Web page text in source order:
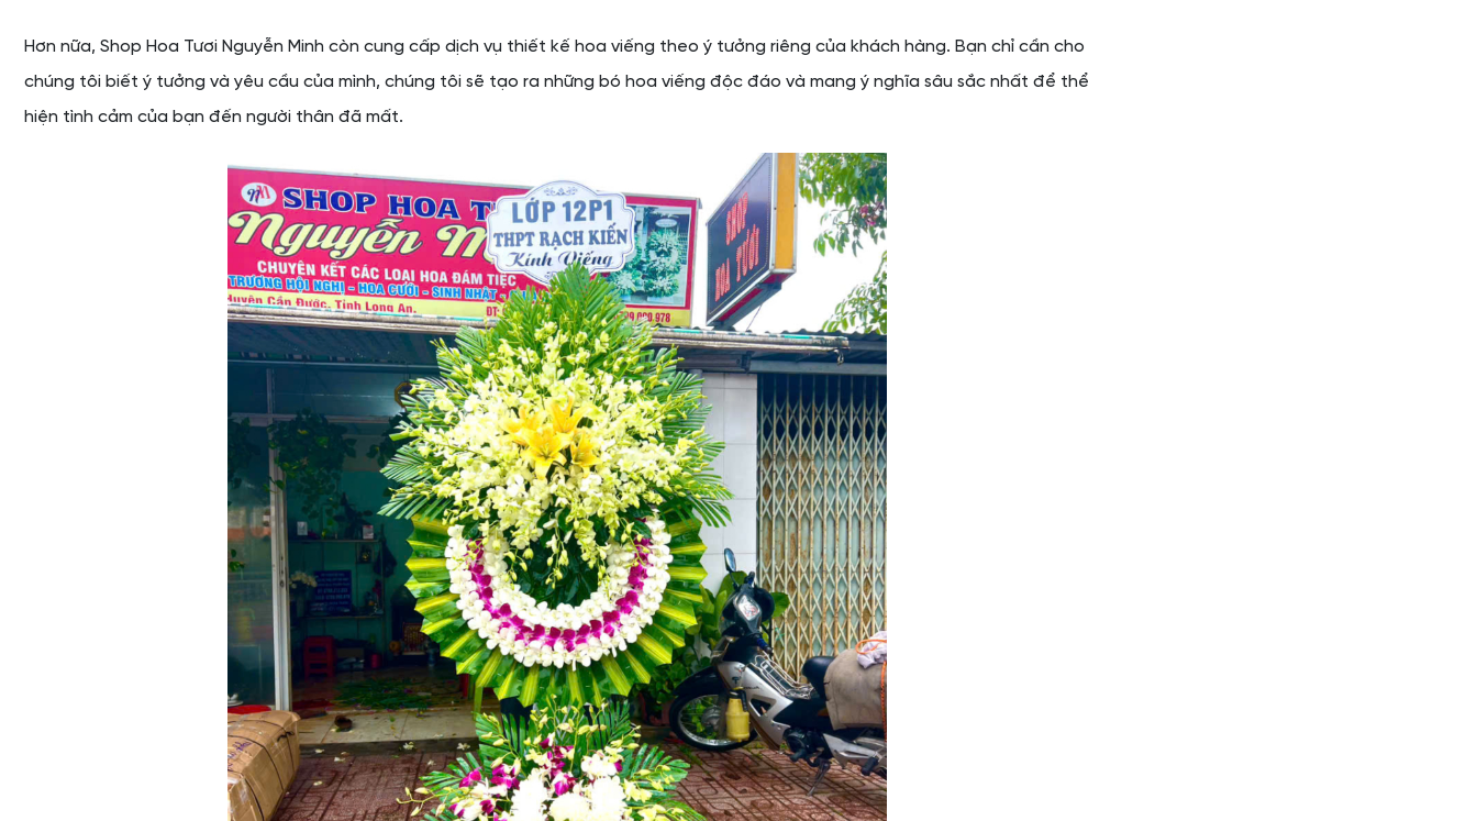
Hơn nữa, Shop Hoa Tươi Nguyễn Minh còn cung cấp dịch vụ thiết kế hoa viếng theo ý tưởng riêng của khách hàng. Bạn chỉ cần cho
chúng tôi biết ý tưởng và yêu cầu của mình, chúng tôi sẽ tạo ra những bó hoa viếng độc đáo và mang ý nghĩa sâu sắc nhất để thể
hiện tình cảm của bạn đến người thân đã mất.